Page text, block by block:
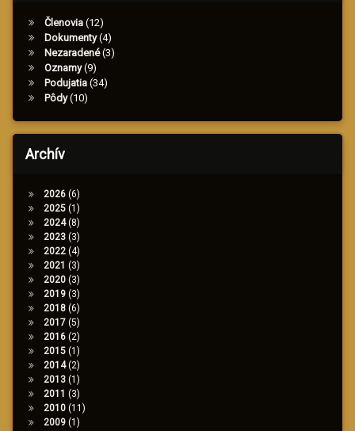
Členovia (12)
Dokumenty(4)
Nezaradené(3)
Oznamy(9)
Podujatia (34)
Pôdy(10)
Archív
2026(6)
2025(1)
2024(8)
2023(3)
2022(4)
2021 (3)
2020(3)
2019(3)
2018(6)
2017(5)
2016(2)
2015(1)
2014(2)
2013(1)
2011 (3)
2010(11)
2009(1)